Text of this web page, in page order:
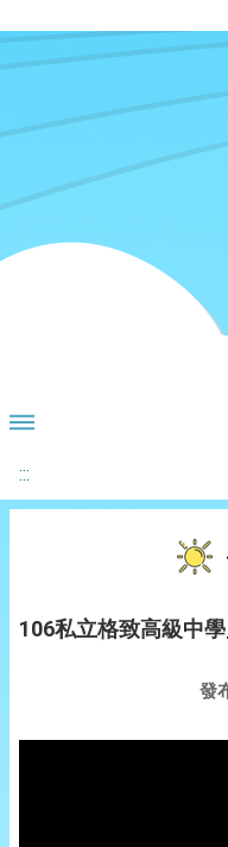
:::
106私立格致高級中
發